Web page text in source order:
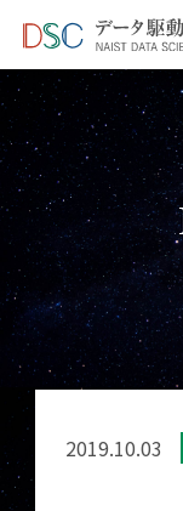
TOP ＞ イベン
2019.10.03